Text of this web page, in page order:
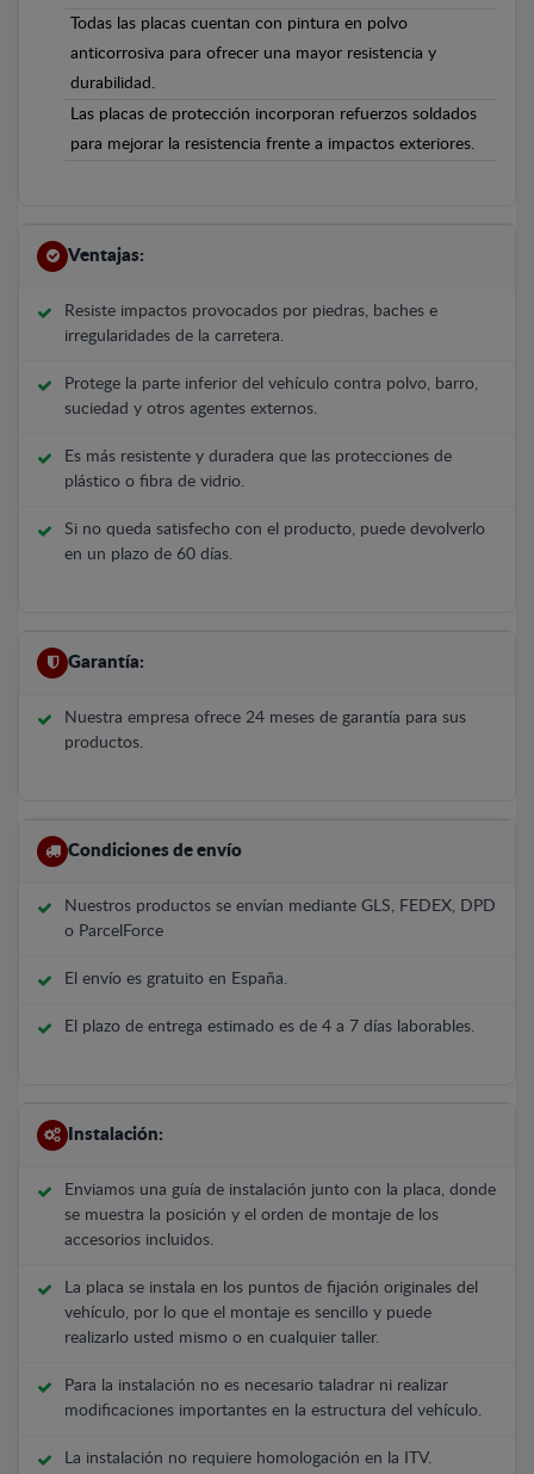
Todas las placas cuentan con pintura en polvo
anticorrosiva para ofrecer una mayor resistencia y
durabilidad.
Las placas de protección incorporan refuerzos soldados
para mejorar la resistencia frente a impactos exteriores.
Ventajas:
Resiste impactos provocados por piedras, baches e
irregularidades de la carretera.
Protege la parte inferior del vehículo contra polvo, barro,
suciedad y otros agentes externos.
Es más resistente y duradera que las protecciones de
plástico o fibra de vidrio.
Si no queda satisfecho con el producto, puede devolverlo
en un plazo de 60 días.
Garantía:
Nuestra empresa ofrece 24 meses de garantía para sus
productos.
Condiciones de envío
Nuestros productos se envían mediante GLS, FEDEX, DPD
o ParcelForce
El envío es gratuito en España.
El plazo de entrega estimado es de 4 a 7 días laborables.
Instalación:
Enviamos una guía de instalación junto con la placa, donde
se muestra la posición y el orden de montaje de los
accesorios incluidos.
La placa se instala en los puntos de fijación originales del
vehículo, por lo que el montaje es sencillo y puede
realizarlo usted mismo o en cualquier taller.
Para la instalación no es necesario taladrar ni realizar
modificaciones importantes en la estructura del vehículo.
La instalación no requiere homologación en la ITV.